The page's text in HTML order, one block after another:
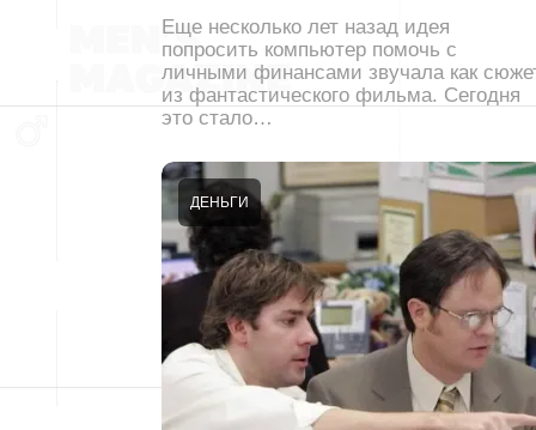
Еще несколько лет назад идея
попросить компьютер помочь с
личными финансами звучала как
из фантастического фильма. Сегодня
это стало…
ДЕНЬГИ